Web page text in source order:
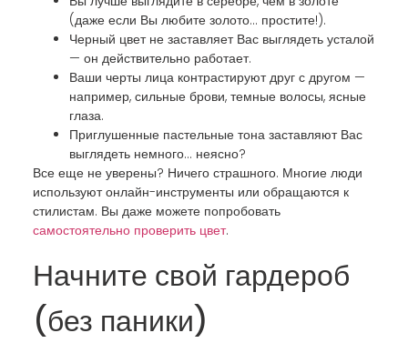
(даже если Вы любите золото… простите!).
Черный цвет не заставляет Вас выглядеть усталой
— он действительно работает.
Ваши черты лица контрастируют друг с другом —
например, сильные брови, темные волосы, ясные
глаза.
Приглушенные пастельные тона заставляют Вас
выглядеть немного… неясно?
Все еще не уверены? Ничего страшного. Многие люди
используют онлайн-инструменты или обращаются к
стилистам. Вы даже можете попробовать
самостоятельно проверить цвет.
Начните свой гардероб
(без паники)